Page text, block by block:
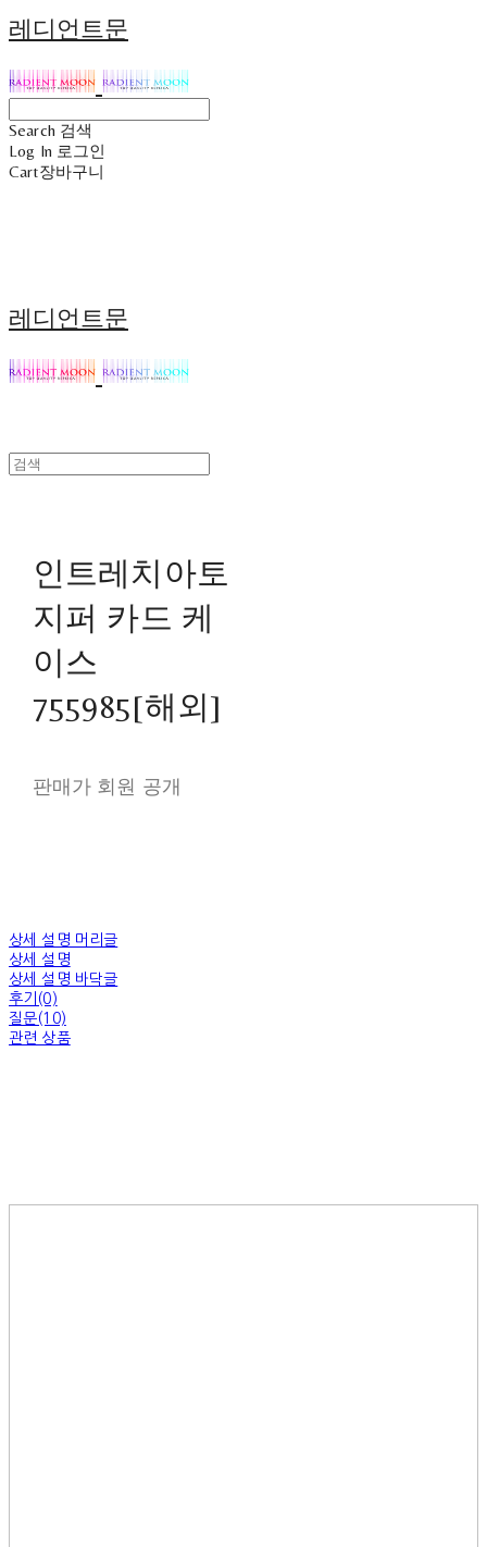
레디언트문
Search 검색
Log In 로그인
Cart장바구니
레디언트문
인트레치아토
지퍼 카드 케
이스
755985[해외]
판매가 회원 공개
상세 설명 머리글
상세 설명
상세 설명 바닥글
후기(0)
질문(10)
관련 상품